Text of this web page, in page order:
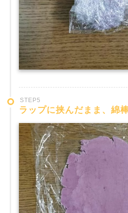
STEP5
ラップに挟んだまま、綿